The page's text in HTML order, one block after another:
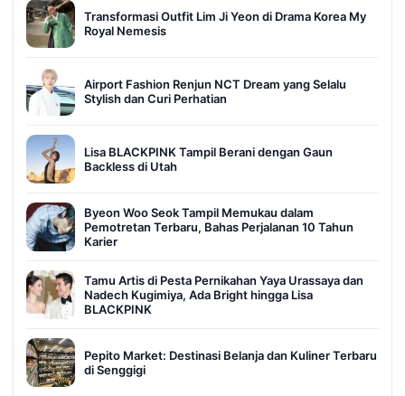
Transformasi Outfit Lim Ji Yeon di Drama Korea My
Royal Nemesis
Airport Fashion Renjun NCT Dream yang Selalu
Stylish dan Curi Perhatian
Lisa BLACKPINK Tampil Berani dengan Gaun
Backless di Utah
Byeon Woo Seok Tampil Memukau dalam
Pemotretan Terbaru, Bahas Perjalanan 10 Tahun
Karier
Tamu Artis di Pesta Pernikahan Yaya Urassaya dan
Nadech Kugimiya, Ada Bright hingga Lisa
BLACKPINK
Pepito Market: Destinasi Belanja dan Kuliner Terbaru
di Senggigi